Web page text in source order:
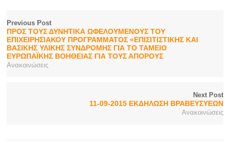
Previous Post
ΠΡΟΣ ΤΟΥΣ ΔΥΝΗΤΙΚΑ ΩΦΕΛΟΥΜΕΝΟΥΣ ΤΟΥ
ΕΠΙΧΕΙΡΗΣΙΑΚΟΥ ΠΡΟΓΡΑΜΜΑΤΟΣ «ΕΠΙΣΙΤΙΣΤΙΚΗΣ ΚΑΙ
ΒΑΣΙΚΗΣ ΥΛΙΚΗΣ ΣΥΝΔΡΟΜΗΣ ΓΙΑ ΤΟ ΤΑΜΕΙΟ
ΕΥΡΩΠΑΪΚΗΣ ΒΟΗΘΕΙΑΣ ΓΙΑ ΤΟΥΣ ΑΠΟΡΟΥΣ
Ανακοινώσεις
Next Post
11-09-2015 ΕΚΔΗΛΩΣΗ ΒΡΑΒΕΥΣΥΕΩΝ
Ανακοινώσεις